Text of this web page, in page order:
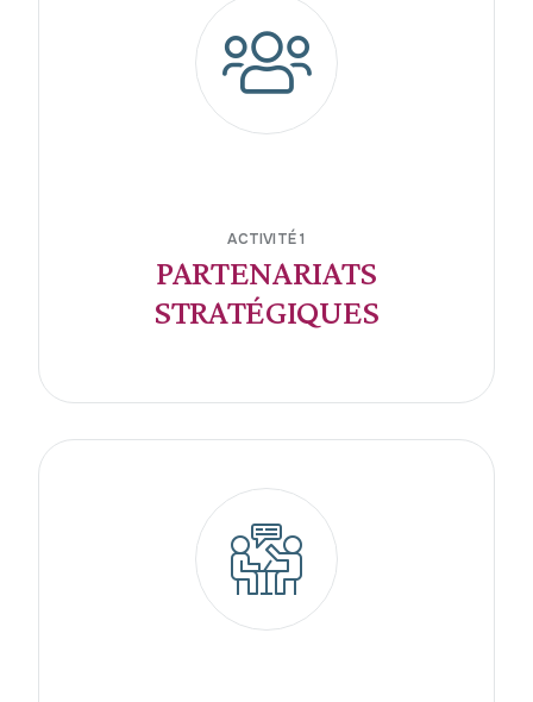
ACTIVITÉ 1
PARTENARIATS
STRATÉGIQUES